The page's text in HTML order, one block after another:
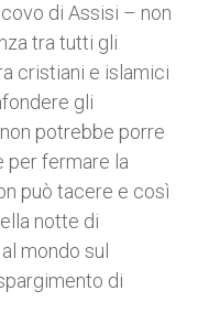
di Assisi – non
tra tutti gli
cristiani e islamici
gli
potrebbe porre
per fermare la
può tacere e così
notte di
mondo sul
di